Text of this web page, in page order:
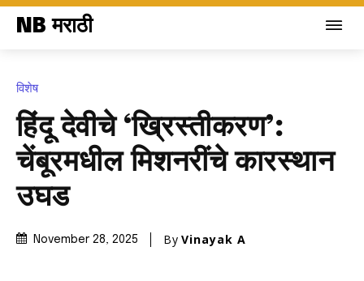
NB मराठी
विशेष
हिंदू देवीचे ‘ख्रिस्तीकरण’:
चेंबूरमधील मिशनरींचे कारस्थान
उघड
November 28, 2025 By Vinayak A